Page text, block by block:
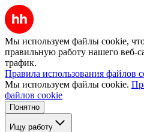
Мы используем файлы cookie,
правильную работу нашего веб-
трафик.
Правила использования файлов
Мы используем файлы cookie.
файлов cookie
Понятно
Ищу работу